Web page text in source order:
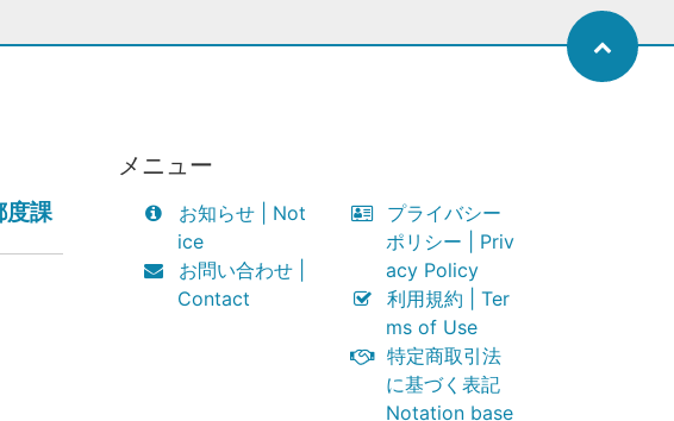
度課
メニュー
お知らせ | Not
ice
お問い合わせ |
Contact
プライバシー
ポリシー | Priv
acy Policy
利用規約 | Ter
ms of Use
特定商取引法
に基づく表記
Notation base